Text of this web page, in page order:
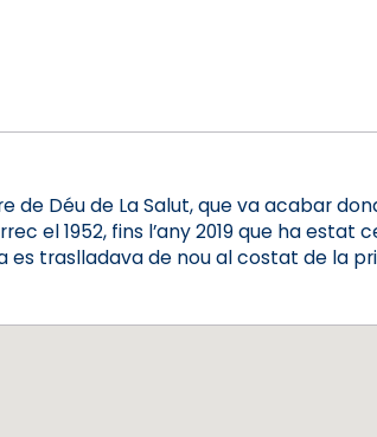
de Déu de La Salut, que va acabar
el 1952, fins l’any 2019 que ha estat
traslladava de nou al costat de la